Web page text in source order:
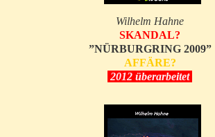
Wilhelm Hahne
SKANDAL?
”NÜRBURGRING 2009”
AFFÄRE?
2012 überarbeitet